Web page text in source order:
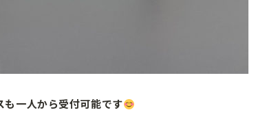
も一人から受付可能です